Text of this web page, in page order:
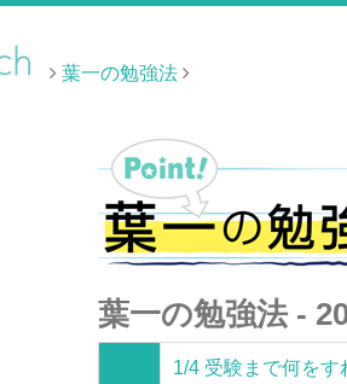
葉一の勉強法
葉一の勉強法 -
1/4 受験まで何をす